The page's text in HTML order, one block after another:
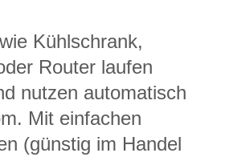
Kühlschrank,
Router laufen
nutzen automatisch
Mit einfachen
(günstig im Handel